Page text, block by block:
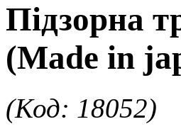
Підзорна
(Made in
(Код: 18052)